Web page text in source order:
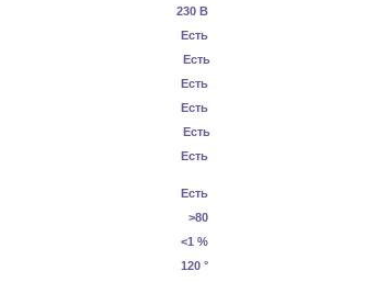
230 В
Есть
Есть
Есть
Есть
Есть
Есть
Есть
>80
<1 %
120 °